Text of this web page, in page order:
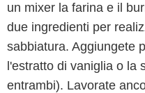
un mixer la farina e il
due ingredienti per
sabbiatura. Aggiungete
l'estratto di vaniglia o la
entrambi). Lavorate